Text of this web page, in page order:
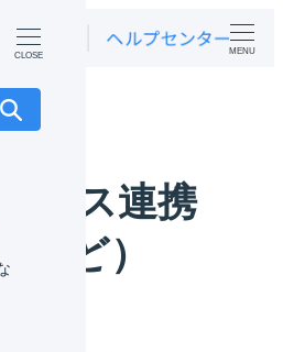
MENU
APIなど）
ビス連携
など）